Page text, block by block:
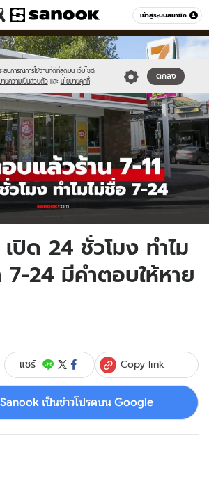
เข้าสู่ระบบสมาชิก
หมวดอื่นๆ
ะสบการณ์การใช้งานที่ดีที่สุดบน เว็บไซต์
ายความเป็นส่วนตัว และ นโยบายคุกกี้
ตกลง
logo-
1431787/55292929(50).jpg
เปิด 24 ชั่วโมง ทำไม
7-24 มีคำตอบให้หาย
แชร์ Copy link
เป็นข่าวโปรดบน Google